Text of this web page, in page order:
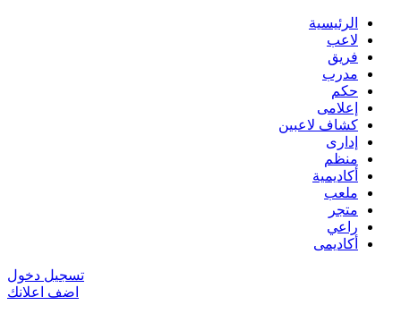
الرئيسية
لاعب
فريق
مدرب
حكم
إعلامى
كشاف لاعبين
إدارى
منظم
أكاديمية
ملعب
متجر
راعي
أكاديمى
تسجيل دخول
اضف اعلانك